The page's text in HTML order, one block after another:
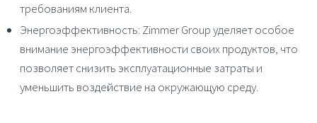
требованиям клиента.
Энергоэффективность: Zimmer Group уделяет особое
внимание энергоэффективности своих продуктов, что
позволяет снизить эксплуатационные затраты и
уменьшить воздействие на окружающую среду.